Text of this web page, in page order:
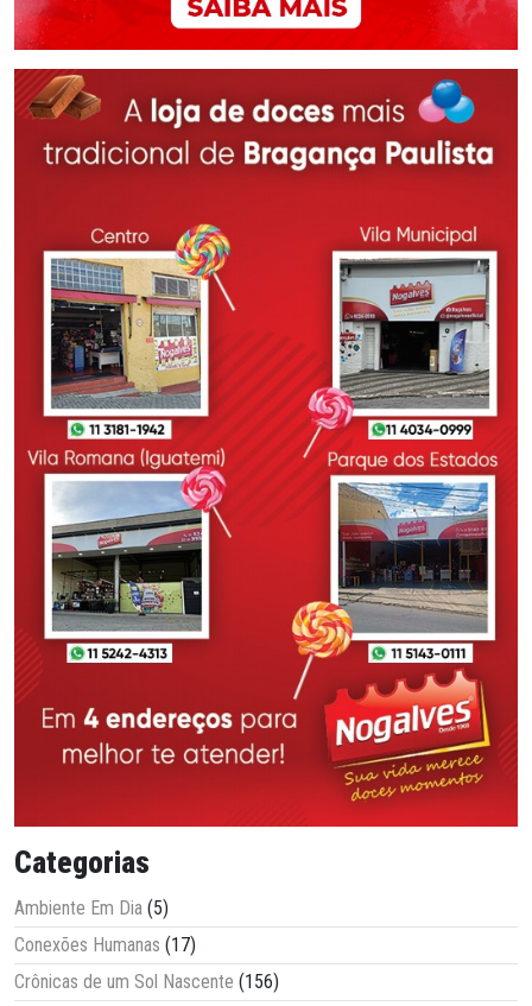
Categorias
Ambiente Em Dia (5)
Conexões Humanas (17)
Crônicas de um Sol Nascente (156)